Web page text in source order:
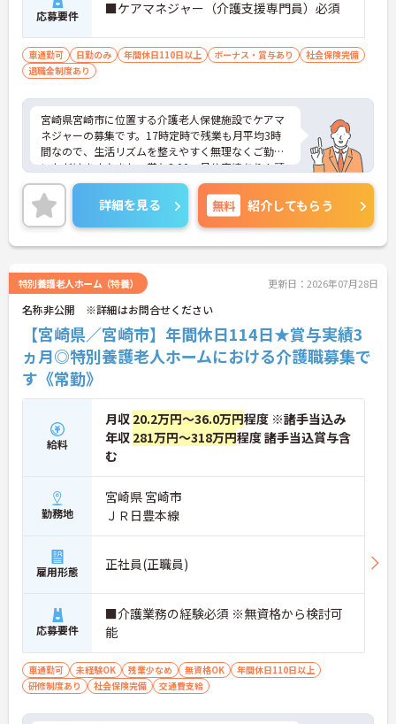
応募要件 ■ケアマネジャー（介護支援専門員）必須
車通勤可 日勤のみ 年間休日110日以上 ボーナス・賞与あり
社会保険完備
退職金制度あり
宮崎県宮崎市に位置する介護老人保健施設でケアマ
ネジャーの募集です。17時定時で残業も月平均3時
間なので、生活リズムを整えやすく無理なくご勤務
いただけます♪また、賞与3.00ヶ月分実績あり！頑
張りはしっかりと評価され還元されます◎ご興味の
ある方はご面接のポイントお伝えしますのでご気軽
にお問い合わせください。
詳細を見る 無料 紹介してもらう
特別養護老人ホーム（特養） 更新日：2026年07月28日
名称非公開 ※詳細はお問合せください
【宮崎県／宮崎市】年間休日114日★賞与実績3
ヵ月◎特別養護老人ホームにおける介護職募集で
す《常勤》
給料
月収 20.2万円～36.0万円程度 ※諸手当込み
年収 281万円～318万円程度 諸手当込賞与含
む
勤務地
宮崎県 宮崎市
ＪＲ日豊本線
雇用形態 正社員(正職員)
応募要件
■介護業務の経験必須 ※無資格から検討可
能
車通勤可 未経験OK 残業少なめ 無資格OK
年間休日110日以上
研修制度あり
社会保険完備 交通費支給